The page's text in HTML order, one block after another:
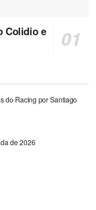
Colidio e
do Racing por Santiago
de 2026